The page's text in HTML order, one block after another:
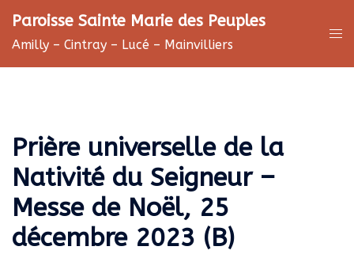
au
contenu
Paroisse Sainte Marie des Peuples
Amilly – Cintray – Lucé – Mainvilliers
Prière universelle de la
Nativité du Seigneur –
Messe de Noël, 25
décembre 2023 (B)